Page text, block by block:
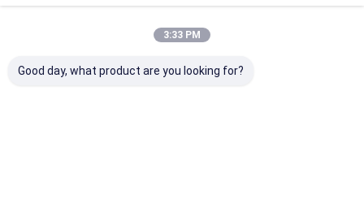
de keramiek van het siliciumcarbide
3:33 PM
Good day, what product are you looking for?